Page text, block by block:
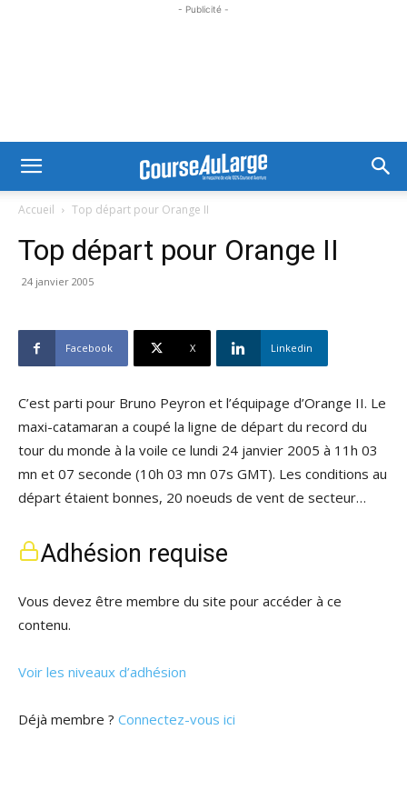
- Publicité -
Accueil Top départ pour Orange II
Top départ pour Orange II
24 janvier 2005
Facebook X Linkedin
C’est parti pour Bruno Peyron et l’équipage d’Orange II. Le
maxi-catamaran a coupé la ligne de départ du record du
tour du monde à la voile ce lundi 24 janvier 2005 à 11h 03
mn et 07 seconde (10h 03 mn 07s GMT). Les conditions au
départ étaient bonnes, 20 noeuds de vent de secteur…
Adhésion requise
Vous devez être membre du site pour accéder à ce
contenu.
Voir les niveaux d’adhésion
Déjà membre ? Connectez-vous ici